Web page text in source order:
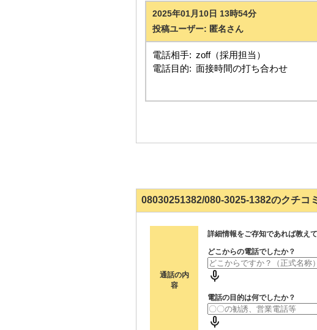
2025年01月10日 13時54分
投稿ユーザー: 匿名さん
電話相手: zoff（採用担当）
電話目的: 面接時間の打ち合わせ
08030251382/080-3025-1382のクチコ
通話の内
容
詳細情報をご存知であれば教え
どこからの電話でしたか？
電話の目的は何でしたか？